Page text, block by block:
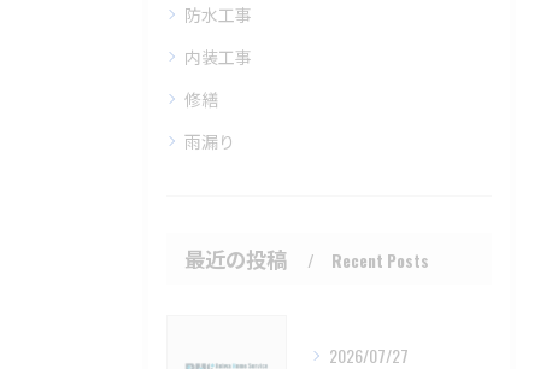
防水工事
内装工事
修繕
雨漏り
最近の投稿 Recent Posts
2026/07/27